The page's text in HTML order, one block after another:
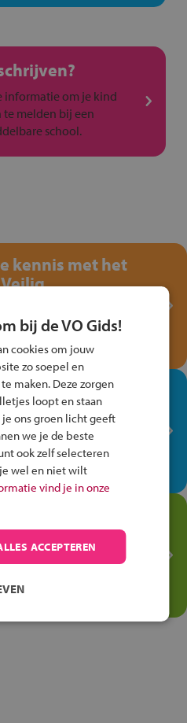
informatie om je kind
te melden bij een
school.
kennis met het
Fiets Veilig Verkeersspel
Cortina-fiets!
ben je op je
het vmbo jouw talent
waar elke dag
in de
en Logistiek
vmbo Transport en
bij de VO Gids!
cookies om jouw
zo soepel en
maken. Deze zorgen
loopt en staan
ons groen licht geeft
we je de beste
ook zelf selecteren
wel en niet wilt
vind je in onze
ACCEPTEREN